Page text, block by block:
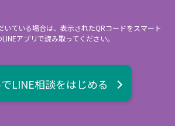
ている場合は、表示されたQRコードをスマート
アプリで読み取ってください。
LINE相談をはじめる